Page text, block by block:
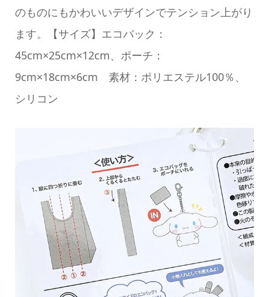
のものにもかわいいデザインでテンション上がり
ます。【サイズ】エコバック：
45cm×25cm×12cm、ポーチ：
9cm×18cm×6cm 素材：ポリエステル100％、
シリコン